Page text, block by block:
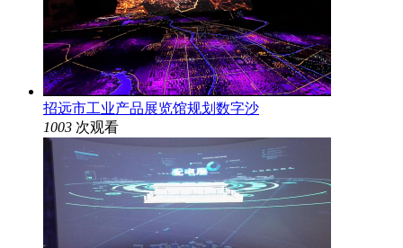
招远市工业产品展览馆规划数字沙
1003 次观看